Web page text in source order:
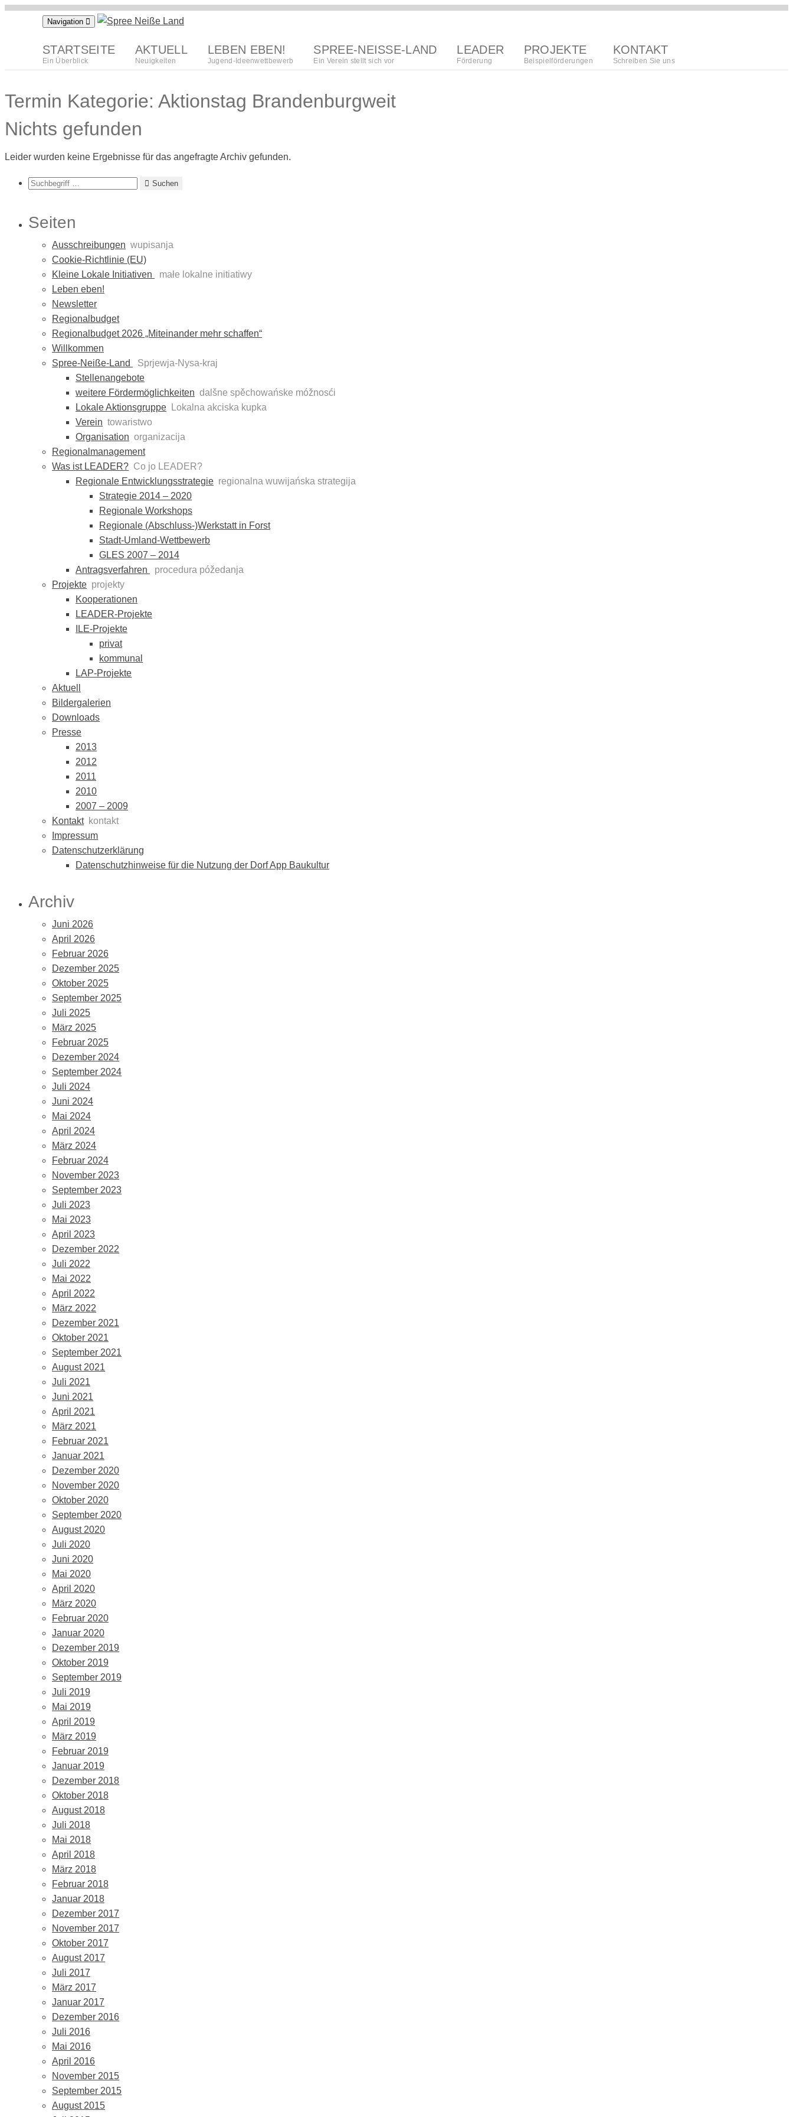
Navigation
STARTSEITE
Ein Überblick
AKTUELL
Neuigkeiten
LEBEN EBEN!
Jugend-Ideenwettbewerb
SPREE-NEISSE-LAND
Ein Verein stellt sich vor
Lokalna akciska
LEADER
Förderung
PROJEKTE
Beispielförderungen
KONTAKT
Schreiben Sie uns
Termin Kategorie: Aktionstag Brandenburgweit
Nichts gefunden
Leider wurden keine Ergebnisse für das angefragte Archiv gefunden.
Suchen
Suchen
Seiten
Ausschreibungen wupisanja
Cookie-Richtlinie (EU)
Kleine Lokale Initiativen
małe lokalne initiatiwy
Leben eben!
Newsletter
Regionalbudget
Regionalbudget 2026 „Miteinander mehr schaffen“
Willkommen
Spree-Neiße-Land
Sprjewja-Nysa-kraj
Stellenangebote
weitere Fördermöglichkeiten dalšne spěchowańske móžnosći
Lokale Aktionsgruppe
Lokalna akciska kupka
Verein towaristwo
Organisation organizacija
Regionalmanagement
Was ist LEADER? Co jo LEADER?
Regionale Entwicklungsstrategie regionalna wuwijańska strategija
Strategie 2014 – 2020
Regionale Workshops
Regionale (Abschluss-)Werkstatt in Forst
Stadt-Umland-Wettbewerb
GLES 2007 – 2014
Antragsverfahren
procedura póžedanja
Projekte projekty
Kooperationen
LEADER-Projekte
ILE-Projekte
privat
kommunal
LAP-Projekte
Aktuell
Bildergalerien
Downloads
Presse
2013
2012
2011
2010
2007 – 2009
Kontakt kontakt
Impressum
Datenschutzerklärung
Datenschutzhinweise für die Nutzung der Dorf App Baukultur
Archiv
Juni 2026
April 2026
Februar 2026
Dezember 2025
Oktober 2025
September 2025
Juli 2025
März 2025
Februar 2025
Dezember 2024
September 2024
Juli 2024
Juni 2024
Mai 2024
April 2024
März 2024
Februar 2024
November 2023
September 2023
Juli 2023
Mai 2023
April 2023
Dezember 2022
Juli 2022
Mai 2022
April 2022
März 2022
Dezember 2021
Oktober 2021
September 2021
August 2021
Juli 2021
Juni 2021
April 2021
März 2021
Februar 2021
Januar 2021
Dezember 2020
November 2020
Oktober 2020
September 2020
August 2020
Juli 2020
Juni 2020
Mai 2020
April 2020
März 2020
Februar 2020
Januar 2020
Dezember 2019
Oktober 2019
September 2019
Juli 2019
Mai 2019
April 2019
März 2019
Februar 2019
Januar 2019
Dezember 2018
Oktober 2018
August 2018
Juli 2018
Mai 2018
April 2018
März 2018
Februar 2018
Januar 2018
Dezember 2017
November 2017
Oktober 2017
August 2017
Juli 2017
März 2017
Januar 2017
Dezember 2016
Juli 2016
Mai 2016
April 2016
November 2015
September 2015
August 2015